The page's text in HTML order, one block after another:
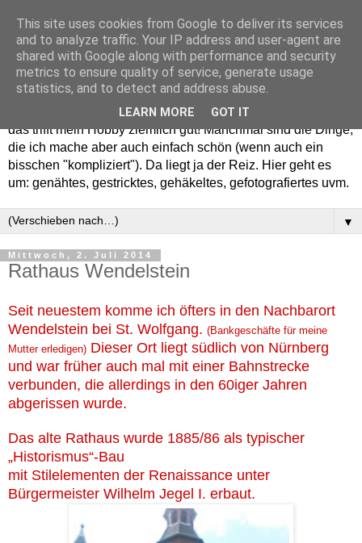
Willkommen in meinem "Wohnzimmer". Einfach und schön -
das trifft mein Hobby ziemlich gut! Manchmal sind die Dinge,
die ich mache aber auch einfach schön (wenn auch ein
bisschen "kompliziert"). Da liegt ja der Reiz. Hier geht es
um: genähtes, gestricktes, gehäkeltes, gefotografiertes uvm.
▼
Mittwoch, 2. Juli 2014
Rathaus Wendelstein
Seit neuestem komme ich öfters in den Nachbarort
Wendelstein bei St. Wolfgang. (Bankgeschäfte für meine
Mutter erledigen) Dieser Ort liegt südlich von Nürnberg
und war früher auch mal mit einer Bahnstrecke
verbunden, die allerdings in den 60iger Jahren
abgerissen wurde.
Das alte Rathaus wurde 1885/86 als typischer
„Historismus“-Bau
mit Stilelementen der Renaissance unter
Bürgermeister Wilhelm Jegel I. erbaut.
This site uses cookies from Google to deliver its services
and to analyze traffic. Your IP address and user-agent are
shared with Google along with performance and security
metrics to ensure quality of service, generate usage
statistics, and to detect and address abuse.
LEARN MORE GOT IT